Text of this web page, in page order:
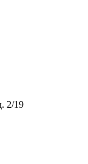
2/19